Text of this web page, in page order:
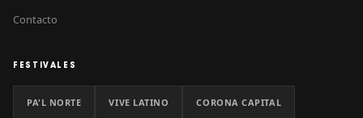
Contacto
FESTIVALES
PA'L NORTE VIVE LATINO CORONA CAPITAL